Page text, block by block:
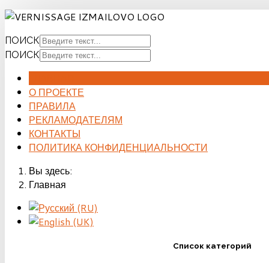
ПОИСК
ПОИСК
О ПРОЕКТЕ
ПРАВИЛА
РЕКЛАМОДАТЕЛЯМ
КОНТАКТЫ
ПОЛИТИКА КОНФИДЕНЦИАЛЬНОСТИ
Вы здесь:
Главная
Список категорий